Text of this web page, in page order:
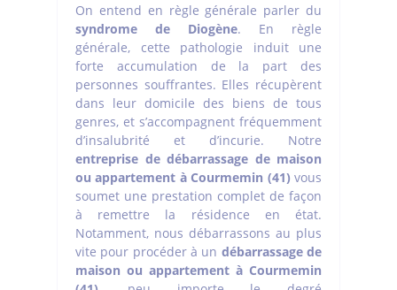
On entend en règle générale parler du
syndrome de Diogène. En règle
générale, cette pathologie induit une
forte accumulation de la part des
personnes souffrantes. Elles récupèrent
dans leur domicile des biens de tous
genres, et s’accompagnent fréquemment
d’insalubrité et d’incurie. Notre
entreprise de débarrassage de maison
ou appartement à Courmemin (41) vous
soumet une prestation complet de façon
à remettre la résidence en état.
Notamment, nous débarrassons au plus
vite pour procéder à un débarrassage de
maison ou appartement à Courmemin